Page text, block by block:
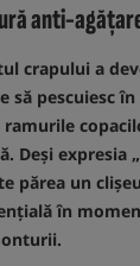
anti-
crapului a
să pescuiesc în
Deși expresia
părea un
în